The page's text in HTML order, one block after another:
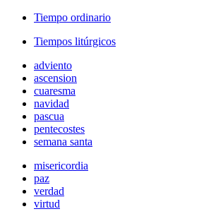
Tiempo ordinario
Tiempos litúrgicos
adviento
ascension
cuaresma
navidad
pascua
pentecostes
semana santa
misericordia
paz
verdad
virtud